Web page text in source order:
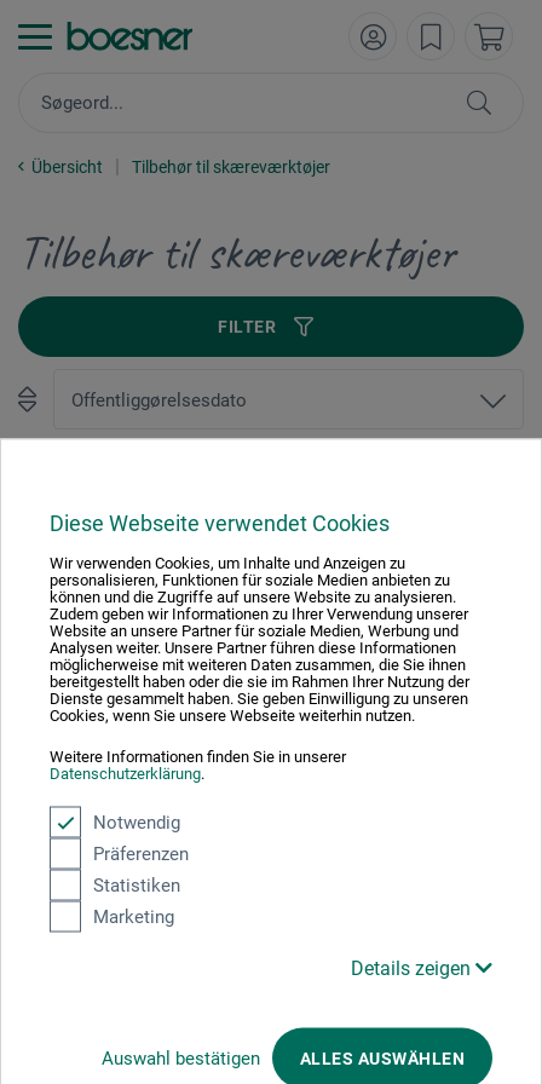
Diese Webseite verwendet Cookies
Wir verwenden Cookies, um Inhalte und Anzeigen zu
personalisieren, Funktionen für soziale Medien anbieten zu
können und die Zugriffe auf unsere Website zu analysieren.
Zudem geben wir Informationen zu Ihrer Verwendung unserer
Website an unsere Partner für soziale Medien, Werbung und
Analysen weiter. Unsere Partner führen diese Informationen
möglicherweise mit weiteren Daten zusammen, die Sie ihnen
bereitgestellt haben oder die sie im Rahmen Ihrer Nutzung der
Dienste gesammelt haben. Sie geben Einwilligung zu unseren
Cookies, wenn Sie unsere Webseite weiterhin nutzen.
Weitere Informationen finden Sie in unserer
Datenschutzerklärung.
Notwendig
Präferenzen
Statistiken
Marketing
Details zeigen
Auswahl bestätigen ALLES AUSWÄHLEN
Übersicht Tilbehør til skæreværktøjer
Tilbehør til skæreværktøjer
FILTER
Absolut sikker
Betalingsmetoder
Produktkategorier